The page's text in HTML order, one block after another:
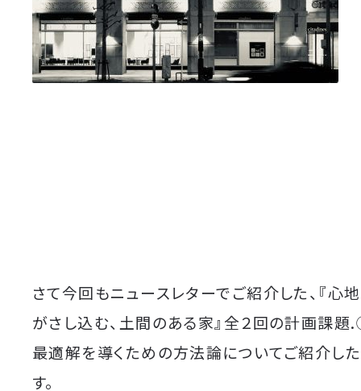
さて今回もニュースレターでご紹介した、『心
がさし込む、土間のある家』全２回の計画課
最適解を導くための方法論についてご紹介し
す。